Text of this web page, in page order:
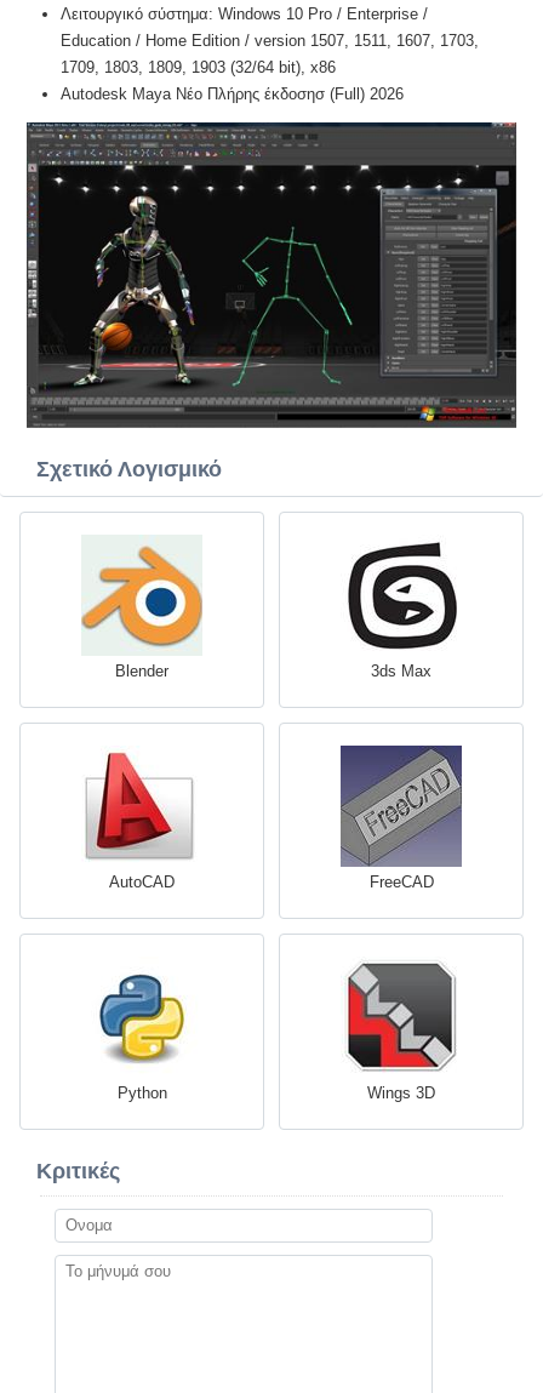
Λειτουργικό σύστημα: Windows 10 Pro / Enterprise /
Education / Home Edition / version 1507, 1511, 1607, 1703,
1709, 1803, 1809, 1903 (32/64 bit), x86
Autodesk Maya Νέο Πλήρης έκδοσησ (Full) 2026
Σχετικό Λογισμικό
Blender 3ds Max
AutoCAD FreeCAD
Python Wings 3D
Κριτικές